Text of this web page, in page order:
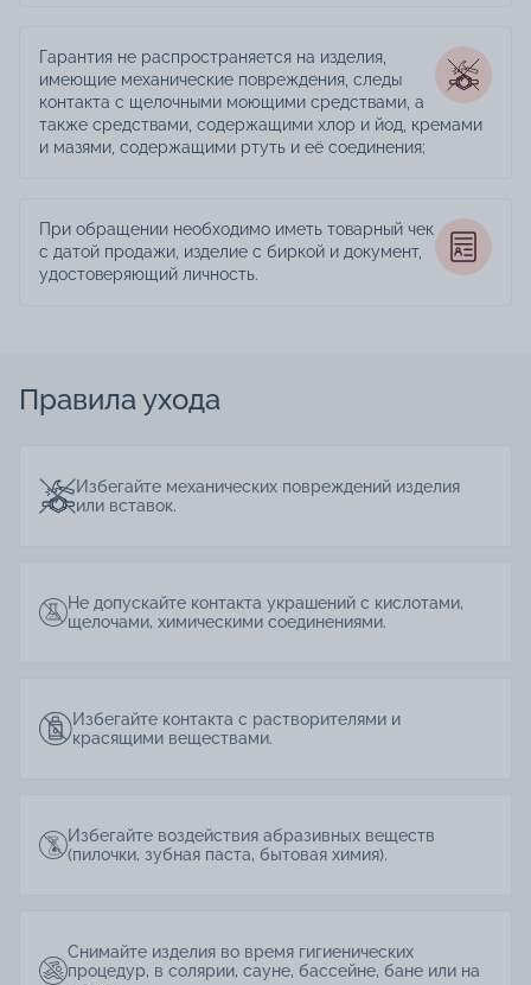
Гарантия не распространяется на изделия,
имеющие механические повреждения, следы
контакта с щелочными моющими средствами, а
также средствами, содержащими хлор и йод, кремами
и мазями, содержащими ртуть и её соединения;
При обращении необходимо иметь товарный чек
с датой продажи, изделие с биркой и документ,
удостоверяющий личность.
Правила ухода
Избегайте механических повреждений изделия
или вставок.
Не допускайте контакта украшений с кислотами,
щелочами, химическими соединениями.
Избегайте контакта с растворителями и
красящими веществами.
Избегайте воздействия абразивных веществ
(пилочки, зубная паста, бытовая химия).
Снимайте изделия во время гигиенических
процедур, в солярии, сауне, бассейне, бане или на